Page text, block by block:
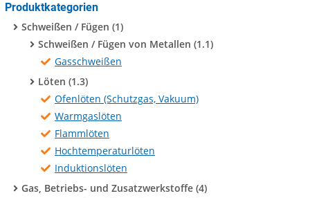
Produktkategorien
Schweißen / Fügen (1)
Schweißen / Fügen von Metallen (1.1)
Gasschweißen
Löten (1.3)
Ofenlöten (Schutzgas, Vakuum)
Warmgaslöten
Flammlöten
Hochtemperaturlöten
Induktionslöten
Gas, Betriebs- und Zusatzwerkstoffe (4)